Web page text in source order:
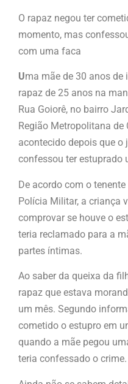
O rapaz negou ter
momento, mas
com uma faca
Uma mãe de 30 anos
rapaz de 25 anos na
Rua Goiorê, no bairro
Região Metropolitana
acontecido depois que o
confessou ter estuprado
De acordo com o
Polícia Militar, a criança
comprovar se houve o
teria reclamado para a
partes íntimas.
Ao saber da queixa da
rapaz que estava
um mês. Segundo
cometido o estupro em
quando a mãe pegou
teria confessado o crime.